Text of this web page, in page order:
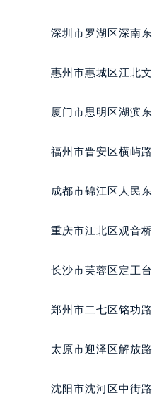
黑
黑
黑
黑
吉
吉
吉
吉
吉
辽
深圳市罗湖区深南
惠州市惠城区江北
厦门市思明区湖滨
福州市晋安区横屿
成都市锦江区人民
重庆市江北区观音
长沙市芙蓉区定王
郑州市二七区铭功
太原市迎泽区解放
沈阳市沈河区中街